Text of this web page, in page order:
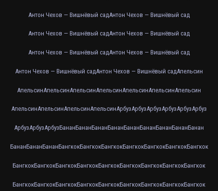
Антон Чехов — Вишнёвый садАнтон Чехов — Вишнёвый сад
Антон Чехов — Вишнёвый садАнтон Чехов — Вишнёвый сад
Антон Чехов — Вишнёвый садАнтон Чехов — Вишнёвый сад
Антон Чехов — Вишнёвый садАнтон Чехов — Вишнёвый садАпельсин
АпельсинАпельсинАпельсинАпельсинАпельсинАпельсинАпельсин
АпельсинАпельсинАпельсинАпельсинАрбузАрбузАрбузАрбузАрбузАрбуз
АрбузАрбузАрбузБананБананБананБананБананБананБананБананБанан
БананБананБананБангкокБангкокБангкокБангкокБангкокБангкокБангкок
БангкокБангкокБангкокБангкокБангкокБангкокБангкокБангкокБангкок
БангкокБангкокБангкокБангкокБангкокБангкокБангкокБангкокБангкок